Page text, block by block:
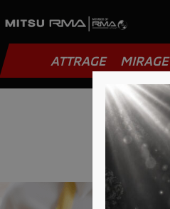
ATTRAGE MIRAGE